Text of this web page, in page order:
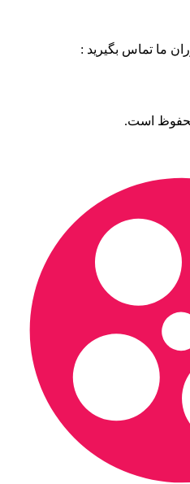
ما تماس بگیرید :
است.